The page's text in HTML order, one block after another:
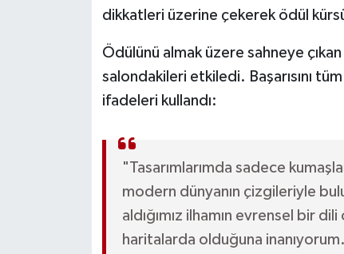
dikkatleri üzerine çekerek ödül
Ödülünü almak üzere sahneye
salondakileri etkiledi. Başarısını
ifadeleri kullandı:
"Tasarımlarımda sadece
modern dünyanın çizgileriyle
aldığımız ilhamın evrensel bir dili
haritalarda olduğuna